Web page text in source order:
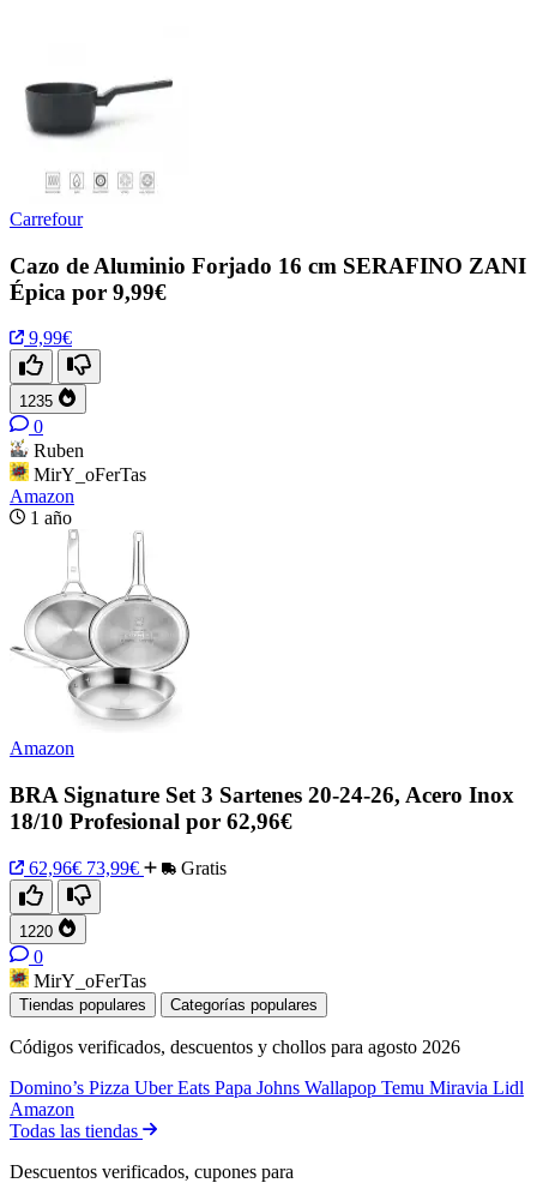
Carrefour
Cazo de Aluminio Forjado 16 cm SERAFINO ZANI
Épica por 9,99€
9,99€
1235
0
Ruben
MirY_oFerTas
Amazon
1 año
Amazon
BRA Signature Set 3 Sartenes 20-24-26, Acero Inox
18/10 Profesional por 62,96€
62,96€ 73,99€ Gratis
1220
0
MirY_oFerTas
Tiendas populares Categorías populares
Códigos verificados, descuentos y chollos para agosto 2026
Domino’s Pizza Uber Eats Papa Johns Wallapop Temu Miravia Lidl
Amazon
Todas las tiendas
Descuentos verificados, cupones para